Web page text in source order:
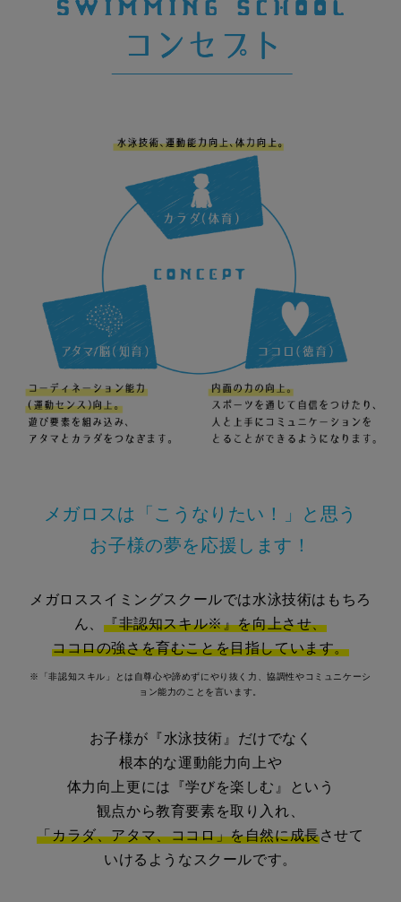
メガロスは「こうなりたい！」と思う
お子様の夢を応援します！
メガロススイミングスクールでは水泳技術はもちろ
ん、『非認知スキル※』を向上させ、
ココロの強さを育むことを目指しています。
※「非認知スキル」とは自尊心や諦めずにやり抜く力、協調性やコミュニケーシ
ョン能力のことを言います。
お子様が『水泳技術』だけでなく
根本的な運動能力向上や
体力向上更には『学びを楽しむ』という
観点から教育要素を取り入れ、
「カラダ、アタマ、ココロ」を自然に成長させて
いけるようなスクールです。